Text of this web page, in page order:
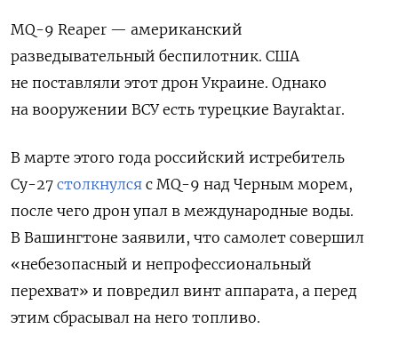
MQ-9 Reaper — американский
разведывательный беспилотник. США
не поставляли этот дрон Украине. Однако
на вооружении ВСУ есть турецкие Bayraktar.
В марте этого года российский истребитель
Су-27 столкнулся с MQ-9 над Черным морем,
после чего дрон упал в международные воды.
В Вашингтоне заявили, что самолет совершил
«небезопасный и непрофессиональный
перехват» и повредил винт аппарата, а перед
этим сбрасывал на него топливо.